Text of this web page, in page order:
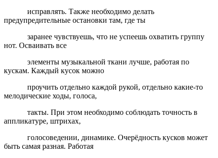
исправлять. Также необходимо делать
предупредительные остановки там, где ты
заранее чувствуешь, что не успеешь охватить группу
нот. Осваивать все
элементы музыкальной ткани лучше, работая по
кускам. Каждый кусок можно
проучить отдельно каждой рукой, отдельно какие-то
мелодические ходы, голоса,
такты. При этом необходимо соблюдать точность в
аппликатуре, штрихах,
голосоведении, динамике. Очерёдность кусков может
быть самая разная. Работая